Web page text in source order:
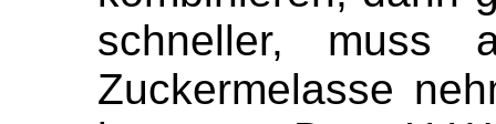
schneller, muss
Zuckermelasse